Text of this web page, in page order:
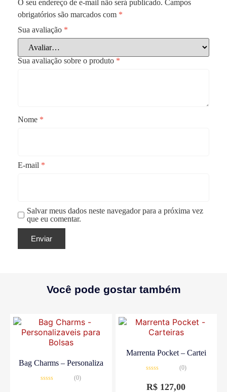
O seu endereço de e-mail não será publicado. Campos
obrigatórios são marcados com *
Sua avaliação *
Sua avaliação sobre o produto *
Nome *
E-mail *
Salvar meus dados neste navegador para a próxima vez
que eu comentar.
Você pode gostar também
Bag Charms – Personaliza
(0)
Marrenta Pocket – Cartei
0
de
(0)
R$ 127,00